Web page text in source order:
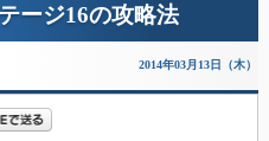
ージ16の攻略法
2014年03月13日（木）